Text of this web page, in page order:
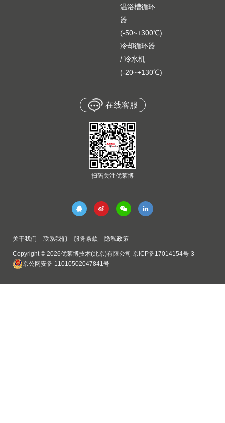
温浴槽循环
器
(-50~+300℃)
冷却循环器
/ 冷水机
(-20~+130℃)
在线客服
扫码关注优莱博
关于我们 联系我们 服务条款 隐私政策
Copyright © 2026优莱博技术(北京)有限公司 京ICP备17014154号-3
京公网安备 11010502047841号